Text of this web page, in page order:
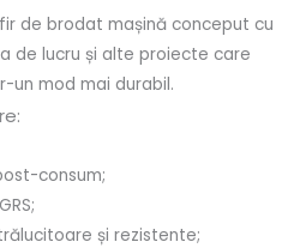
de brodat mașină conceput cu
de lucru și alte proiecte care
un mod mai durabil.
consum;
și rezistente;